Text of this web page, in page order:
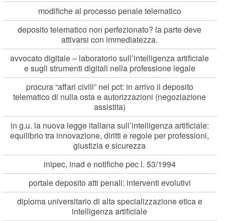
modifiche al processo penale telematico
deposito telematico non perfezionato? la parte deve
attivarsi con immediatezza.
avvocato digitale – laboratorio sull’intelligenza artificiale
e sugli strumenti digitali nella professione legale
procura “affari civili” nel pct: in arrivo il deposito
telematico di nulla osta e autorizzazioni (negoziazione
assistita)
in g.u. la nuova legge italiana sull’intelligenza artificiale:
equilibrio tra innovazione, diritti e regole per professioni,
giustizia e sicurezza
inipec, inad e notifiche pec l. 53/1994
portale deposito atti penali: interventi evolutivi
diploma universitario di alta specializzazione etica e
intelligenza artificiale